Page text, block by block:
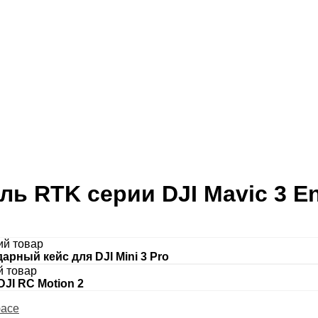
RTK серии DJI Mavic 3
товар
кейс для DJI Mini 3 Pro
товар
RC Motion 2